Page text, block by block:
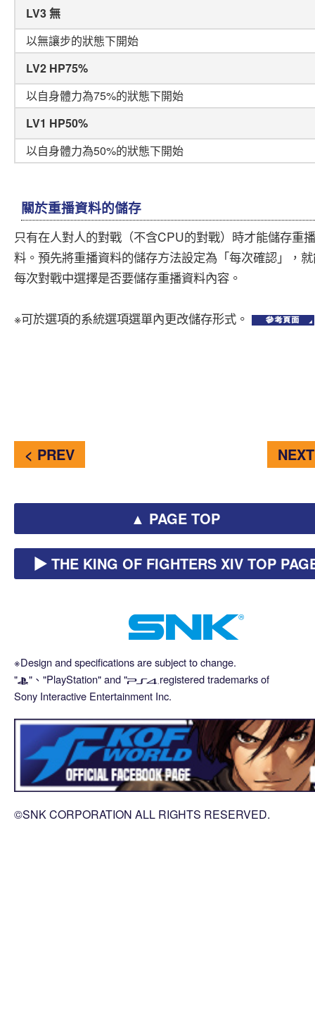
LV3 無
以無讓步的狀態下開始
LV2 HP75%
以自身體力為75%的狀態下開始
LV1 HP50%
以自身體力為50%的狀態下開始
關於重播資料的儲存
只有在人對人的對戰（不含CPU的對戰）時才能儲存重
料。預先將重播資料的儲存方法設定為「每次確認」，
每次對戰中選擇是否要儲存重播資料內容。
※可於選項的系統選項選單內更改儲存形式。
< PREV
▲ PAGE TOP
▶︎ THE KING OF FIGHTERS XIV TOP
※Design and specifications are subject to change.
"
"、"PlayStation" and "
registered trademarks of
Sony Interactive Entertainment Inc.
©SNK CORPORATION ALL RIGHTS RESERVED.